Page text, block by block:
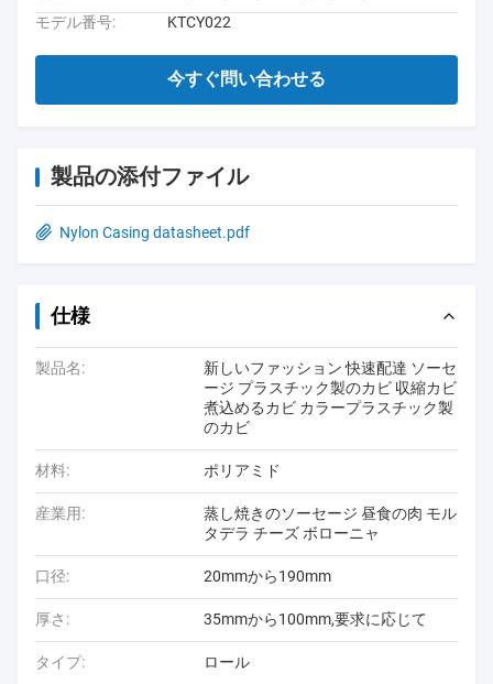
モデル番号:
KTCY022
今すぐ問い合わせる
製品の添付ファイル
Nylon Casing datasheet.pdf
仕様
製品名:
新しいファッション 快速配達 ソーセ
ージ プラスチック製のカビ 収縮カビ
煮込めるカビ カラープラスチック製
のカビ
材料: ポリアミド
産業用:
蒸し焼きのソーセージ 昼食の肉 モル
タデラ チーズ ボローニャ
口径: 20mmから190mm
厚さ: 35mmから100mm,要求に応じて
タイプ: ロール